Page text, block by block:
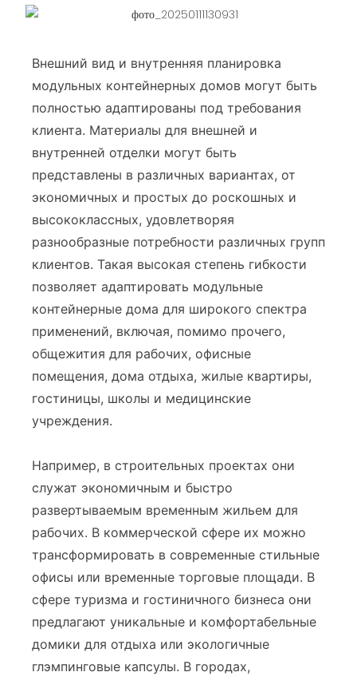
Внешний вид и внутренняя планировка
модульных контейнерных домов могут быть
полностью адаптированы под требования
клиента. Материалы для внешней и
внутренней отделки могут быть
представлены в различных вариантах, от
экономичных и простых до роскошных и
высококлассных, удовлетворяя
разнообразные потребности различных групп
клиентов. Такая высокая степень гибкости
позволяет адаптировать модульные
контейнерные дома для широкого спектра
применений, включая, помимо прочего,
общежития для рабочих, офисные
помещения, дома отдыха, жилые квартиры,
гостиницы, школы и медицинские
учреждения.
Например, в строительных проектах они
служат экономичным и быстро
развертываемым временным жильем для
рабочих. В коммерческой сфере их можно
трансформировать в современные стильные
офисы или временные торговые площади. В
сфере туризма и гостиничного бизнеса они
предлагают уникальные и комфортабельные
домики для отдыха или экологичные
глэмпинговые капсулы. В городах,